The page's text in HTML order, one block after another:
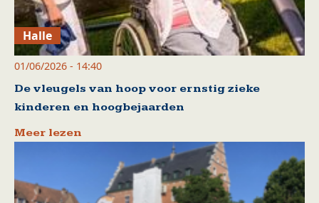
Halle
01/06/2026 - 14:40
De vleugels van hoop voor ernstig zieke
kinderen en hoogbejaarden
Meer lezen